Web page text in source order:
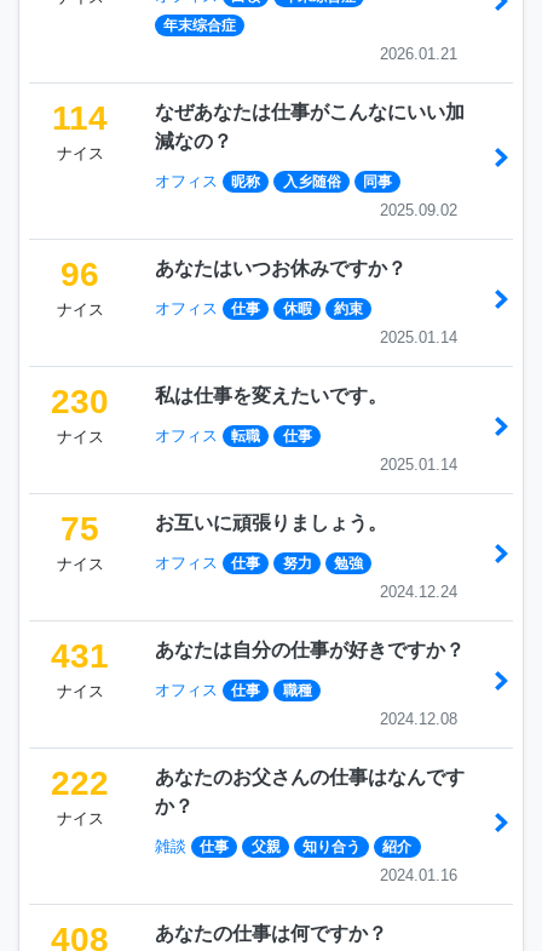
年末综合症
2026.01.21
114
ナイス
なぜあなたは仕事がこんなにいい加
減なの？
オフィス 昵称 入乡随俗 同事
2025.09.02
96
ナイス
あなたはいつお休みですか？
オフィス 仕事 休暇 約束
2025.01.14
230
ナイス
私は仕事を変えたいです。
オフィス 転職 仕事
2025.01.14
75
ナイス
お互いに頑張りましょう。
オフィス 仕事 努力 勉強
2024.12.24
431
ナイス
あなたは自分の仕事が好きですか？
オフィス 仕事 職種
2024.12.08
222
ナイス
あなたのお父さんの仕事はなんです
か？
雑談 仕事 父親 知り合う 紹介
2024.01.16
408 あなたの仕事は何ですか？